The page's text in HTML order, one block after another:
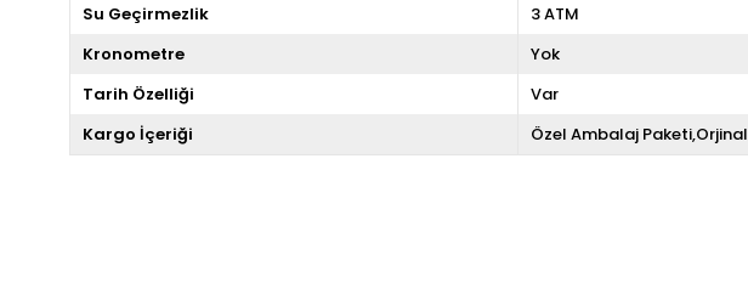
Su Geçirmezlik
3 ATM
Kronometre
Yok
Tarih Özelliği
Var
Kargo İçeriği
Özel Ambalaj